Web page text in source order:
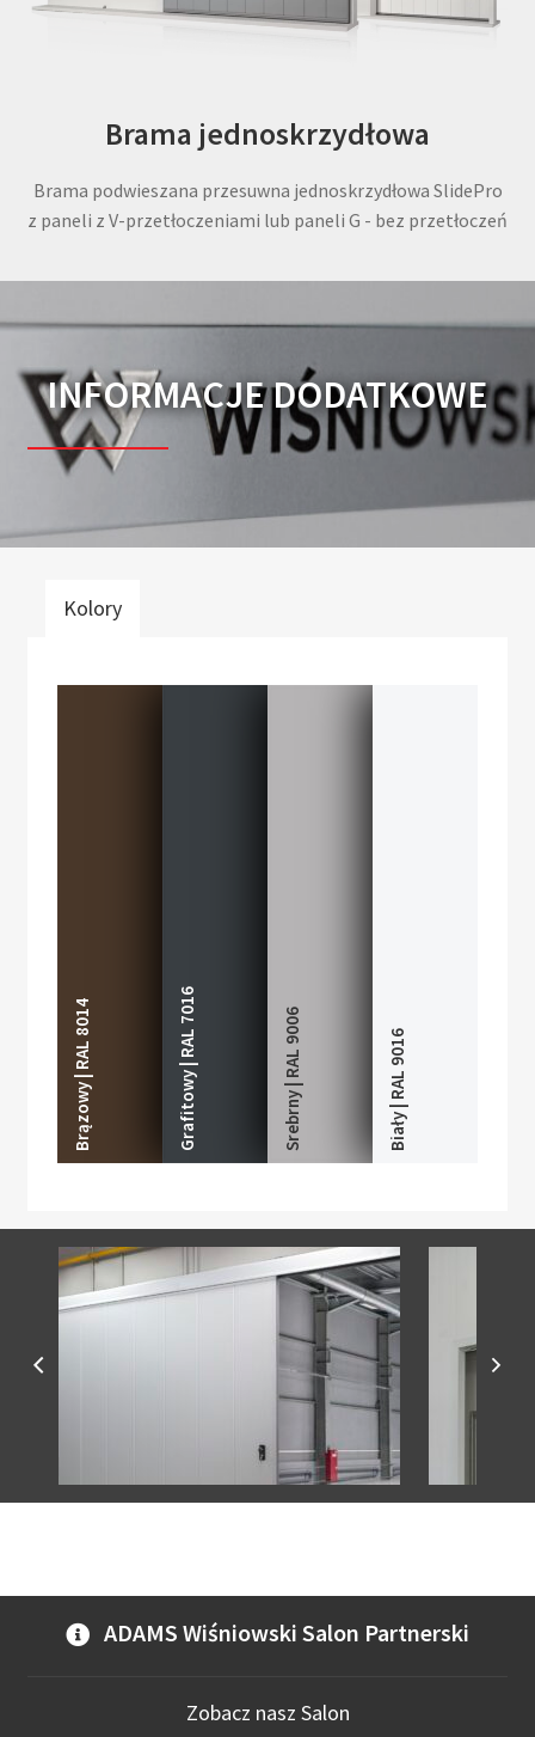
Brama jednoskrzydłowa
Brama podwieszana przesuwna jednoskrzydłowa SlidePro
z paneli z V-przetłoczeniami lub paneli G - bez przetłoczeń
INFORMACJE DODATKOWE
Kolory
Brązowy | RAL 8014 Grafitowy | RAL 7016 Srebrny | RAL 9006 Biały | RAL 9016
ADAMS Wiśniowski Salon Partnerski
Zobacz nasz Salon